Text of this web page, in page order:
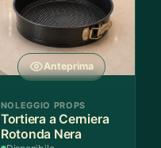
Anteprima
NOLEGGIO PROPS
Tortiera a Cerniera
Rotonda Nera